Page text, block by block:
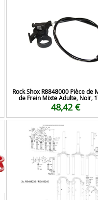
Rock Shox R8848000 Pièce de
de Frein Mixte Adulte, Noir,
48,42 €